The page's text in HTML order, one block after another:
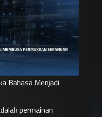
Bahasa Menjadi
permainan